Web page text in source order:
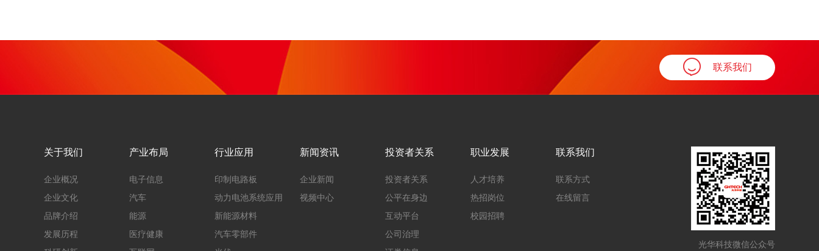
联系我们
关于我们
企业概况
企业文化
品牌介绍
发展历程
产业布局
电子信息
汽车
能源
医疗健康
行业应用
印制电路板
动力电池系统应用
新能源材料
汽车零部件
新闻资讯
企业新闻
视频中心
投资者关系
投资者关系
公平在身边
互动平台
公司治理
职业发展
人才培养
热招岗位
校园招聘
联系我们
联系方式
在线留言
光华科技微信公众号